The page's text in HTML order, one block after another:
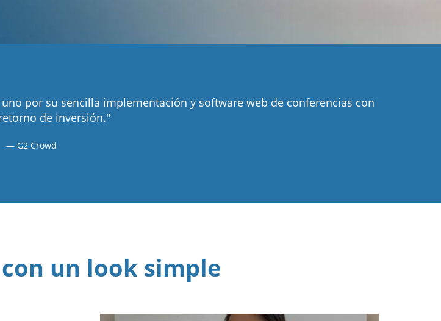
por su sencilla implementación y software web de conferencias con
de inversión."
G2 Crowd
un look simple